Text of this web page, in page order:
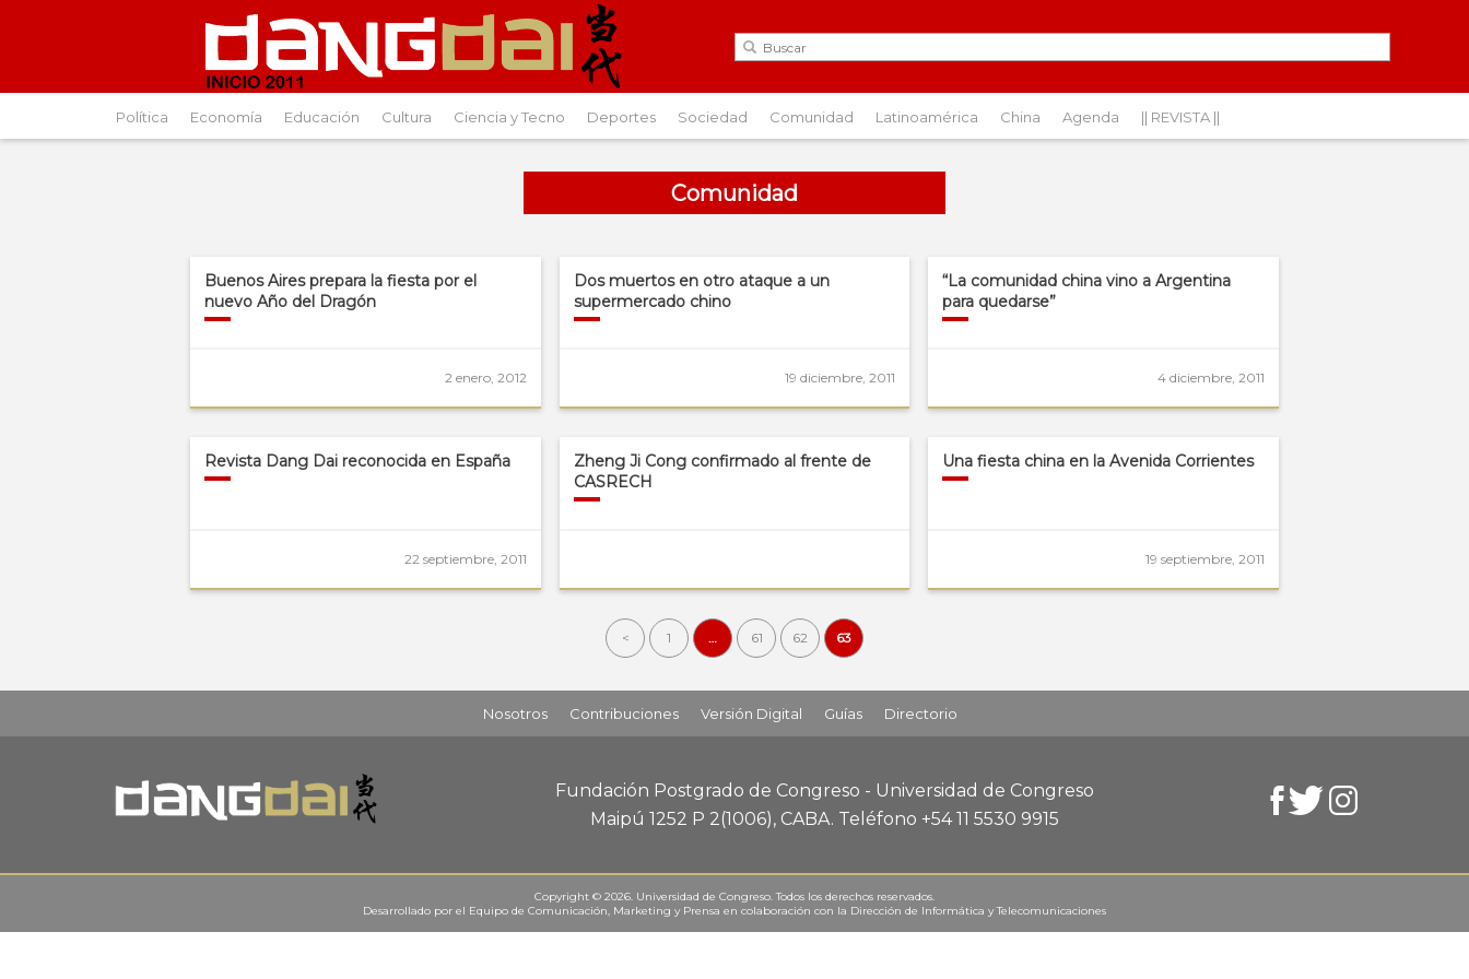
Política Economía Educación Cultura Ciencia y Tecno Deportes Sociedad Comunidad Latinoamérica China Agenda || REVISTA ||
Comunidad
Buenos Aires prepara la fiesta por el
nuevo Año del Dragón
2 enero, 2012
Dos muertos en otro ataque a un
supermercado chino
19 diciembre, 2011
“La comunidad china vino a Argentina
para quedarse”
4 diciembre, 2011
Revista Dang Dai reconocida en España
22 septiembre, 2011
Zheng Ji Cong confirmado al frente de
CASRECH
Una fiesta china en la Avenida Corrientes
19 septiembre, 2011
< 1 … 61 62 63
Nosotros Contribuciones Versión Digital Guías Directorio
Fundación Postgrado de Congreso - Universidad de Congreso
Maipú 1252 P 2 (1006), CABA. Teléfono +54 11 5530 9915
Copyright © 2026. Universidad de Congreso. Todos los derechos reservados.
Desarrollado por el Equipo de Comunicación, Marketing y Prensa en colaboración con la Dirección de Informática y Telecomunicaciones